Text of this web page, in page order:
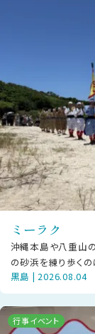
ミーラク
沖縄本島や八重山
の砂浜を練り歩く
は「ミーラク」と呼
黒島 | 2026.08.04
行事イベント